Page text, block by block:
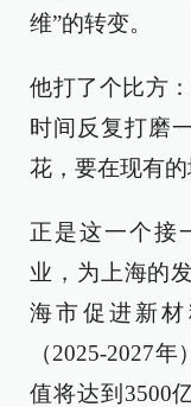
维”的转变。
他打了个比方
时间反复打磨
花，要在现有
正是这一个接
业，为上海的
海市促进新
（2025-2027
值将达到3500